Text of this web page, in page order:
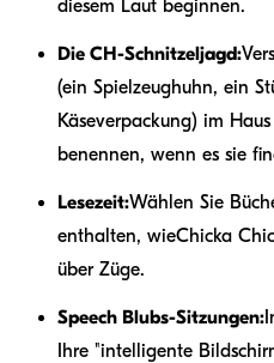
diesem Laut beginnen.
Die CH-Schnitzeljagd:
(ein Spielzeughuhn, ein
Käseverpackung) im
benennen, wenn es sie
Lesezeit:Wählen Sie
enthalten, wieChicka
über Züge.
Speech Blubs-Sitzungen:
Ihre "intelligente